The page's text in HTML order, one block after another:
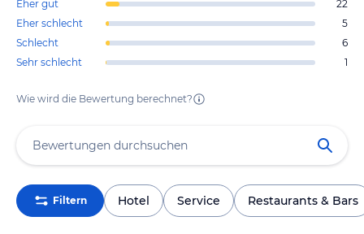
Eher gut
22
Eher schlecht
5
Schlecht
6
Sehr schlecht
1
Wie wird die Bewertung berechnet?
Filtern Hotel Service Restaurants & Bars